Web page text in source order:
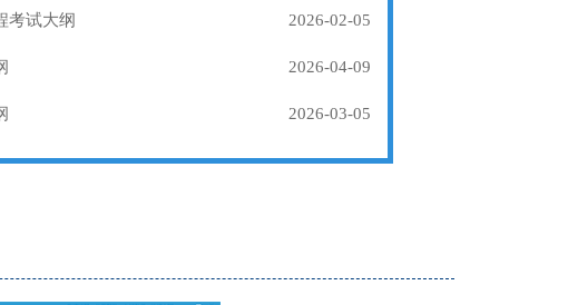
考试大纲 2026-02-05
2026-04-09
2026-03-05